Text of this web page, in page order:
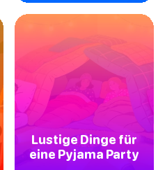
Lustige Dinge für
eine Pyjama Party